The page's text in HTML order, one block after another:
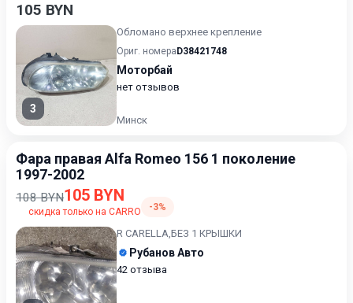
105 BYN
3
Обломано верхнее крепление
Ориг. номера D38421748
Моторбай
нет отзывов
Минск
Фара правая Alfa Romeo 156 1 поколение
1997-2002
108 BYN105 BYN
скидка только на CARRO -3%
R CARELLA,БЕЗ 1 КРЫШКИ
Рубанов Авто
42 отзыва